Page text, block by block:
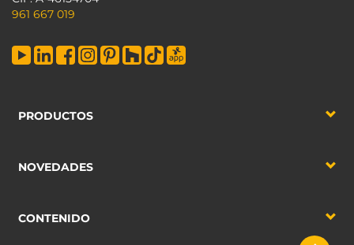
961 667 019
PRODUCTOS
NOVEDADES
CONTENIDO